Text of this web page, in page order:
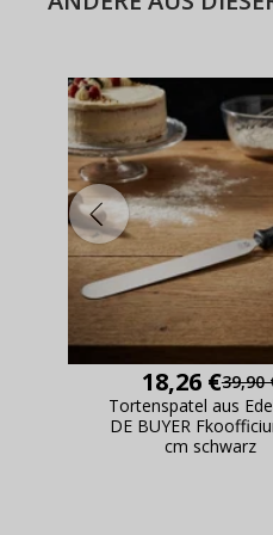
18,26 €39,90
Tortenspatel aus
DE BUYER
cm schwarz